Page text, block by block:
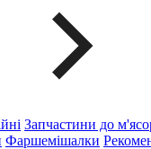
Запчастини до
Фаршемішалки